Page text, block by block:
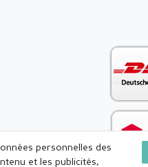
personnelles des
et les publicités,